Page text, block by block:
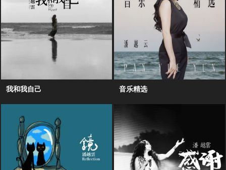
我和我自己 音乐精选